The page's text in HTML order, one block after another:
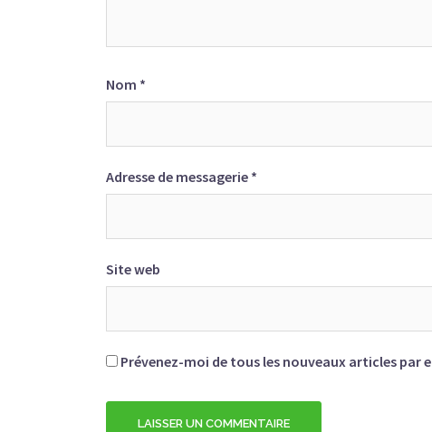
Nom *
Adresse de messagerie *
Site web
Prévenez-moi de tous les nouveaux articles par